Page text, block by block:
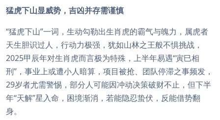
猛虎下山显威势，吉凶并存需谨慎
“猛虎下山”一词，生动勾勒出生肖虎的霸气与魄力，属虎者
天生胆识过人，行动力极强，犹如山林之王般不惧挑战，
2025甲辰年对生肖虎而言极为特殊，上半年易遇“寅巳相
刑”，事业上或遭小人暗算，项目被抢、团队停滞之事频发，
29岁者尤需警惕，部分人可能因冲动决策破财不止，但下半
年“天解”星入命，困境渐消，若能隐忍蛰伏，反能借势翻
身。